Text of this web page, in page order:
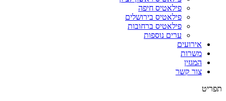
פילאטיס חיפה
פילאטיס בירושלים
פילאטיס ברחובות
ערים נוספות
אירועים
משרות
המגזין
צור קשר
תפריט